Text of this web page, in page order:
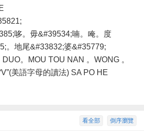
哆。毋&#39534;喃。唵。度
。地尾&#33832;婆&#35779;
。MOU TOU NAN 。WONG 。
美語字母的讀法) SA PO HE
倒序瀏覽
看全部